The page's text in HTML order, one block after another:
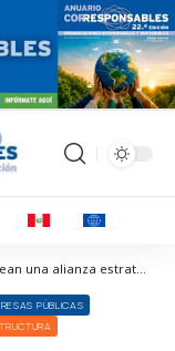
Corresponsables > Noticias > AEBALL y el CZFB crean una alianza estratégica para potenciar la sostenibilidad, la digitalización y la innovación del tejido empresarial de las Zonas Franca y Aduanera
PÚBLICAS